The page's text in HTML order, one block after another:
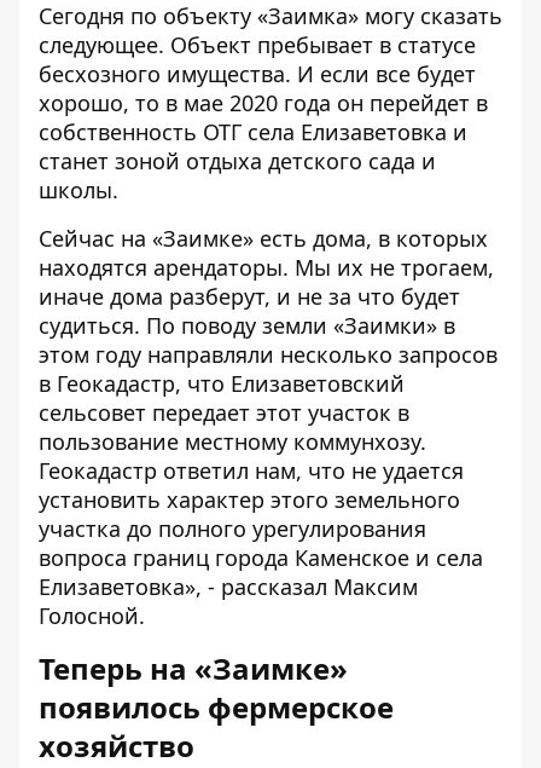
Сегодня по объекту «Заимка» могу сказать
следующее. Объект пребывает в статусе
бесхозного имущества. И если все будет
хорошо, то в мае 2020 года он перейдет в
собственность ОТГ села Елизаветовка и
станет зоной отдыха детского сада и
школы.
Сейчас на «Заимке» есть дома, в которых
находятся арендаторы. Мы их не трогаем,
иначе дома разберут, и не за что будет
судиться. По поводу земли «Заимки» в
этом году направляли несколько запросов
в Геокадастр, что Елизаветовский
сельсовет передает этот участок в
пользование местному коммунхозу.
Геокадастр ответил нам, что не удается
установить характер этого земельного
участка до полного урегулирования
вопроса границ города Каменское и села
Елизаветовка», - рассказал Максим
Голосной.
Теперь на «Заимке»
появилось фермерское
хозяйство